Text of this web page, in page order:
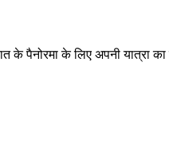
पैनोरमा के लिए अपनी यात्रा का